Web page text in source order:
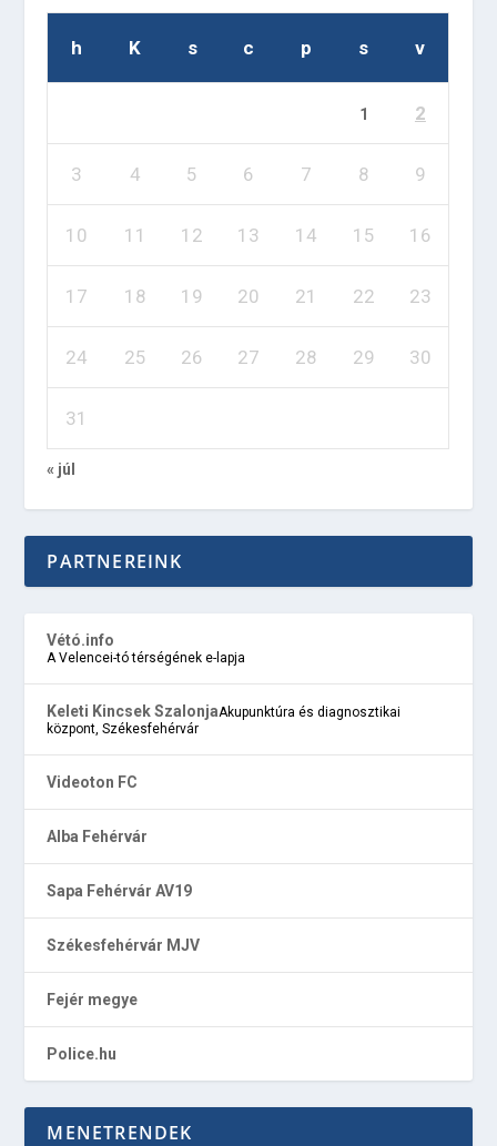
h K s c p s v
1 2
3 4 5 6 7 8 9
10 11 12 13 14 15 16
17 18 19 20 21 22 23
24 25 26 27 28 29 30
31
« júl
PARTNEREINK
Vétó.info
A Velencei-tó térségének e-lapja
Keleti Kincsek SzalonjaAkupunktúra és diagnosztikai
központ, Székesfehérvár
Videoton FC
Alba Fehérvár
Sapa Fehérvár AV19
Székesfehérvár MJV
Fejér megye
Police.hu
MENETRENDEK